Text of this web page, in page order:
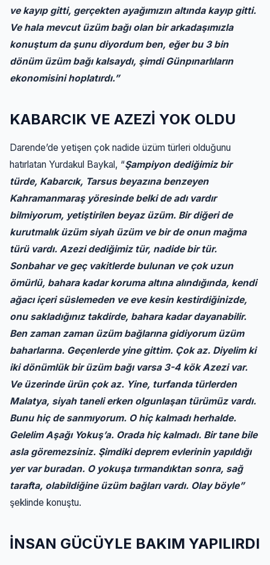
ve kayıp gitti, gerçekten ayağımızın altında kayıp gitti.
Ve hala mevcut üzüm bağı olan bir arkadaşımızla
konuştum da şunu diyordum ben, eğer bu 3 bin
dönüm üzüm bağı kalsaydı, şimdi Günpınarlıların
ekonomisini hoplatırdı.”
KABARCIK VE AZEZİ YOK OLDU
Darende’de yetişen çok nadide üzüm türleri olduğunu
hatırlatan Yurdakul Baykal, “Şampiyon dediğimiz bir
türde, Kabarcık, Tarsus beyazına benzeyen
Kahramanmaraş yöresinde belki de adı vardır
bilmiyorum, yetiştirilen beyaz üzüm. Bir diğeri de
kurutmalık üzüm siyah üzüm ve bir de onun mağma
türü vardı. Azezi dediğimiz tür, nadide bir tür.
Sonbahar ve geç vakitlerde bulunan ve çok uzun
ömürlü, bahara kadar koruma altına alındığında, kendi
ağacı içeri süslemeden ve eve kesin kestirdiğinizde,
onu sakladığınız takdirde, bahara kadar dayanabilir.
Ben zaman zaman üzüm bağlarına gidiyorum üzüm
baharlarına. Geçenlerde yine gittim. Çok az. Diyelim ki
iki dönümlük bir üzüm bağı varsa 3-4 kök Azezi var.
Ve üzerinde ürün çok az. Yine, turfanda türlerden
Malatya, siyah taneli erken olgunlaşan türümüz vardı.
Bunu hiç de sanmıyorum. O hiç kalmadı herhalde.
Gelelim Aşağı Yokuş’a. Orada hiç kalmadı. Bir tane bile
asla göremezsiniz. Şimdiki deprem evlerinin yapıldığı
yer var buradan. O yokuşa tırmandıktan sonra, sağ
tarafta, olabildiğine üzüm bağları vardı. Olay böyle”
şeklinde konuştu.
İNSAN GÜCÜYLE BAKIM YAPILIRDI